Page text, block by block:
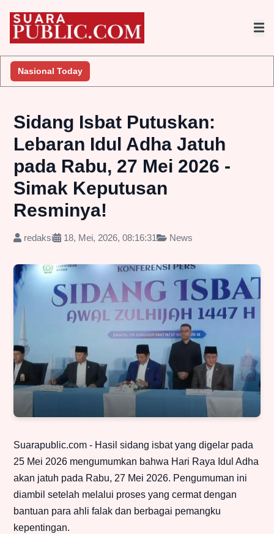
Nasional Today
Sidang Isbat Putuskan:
Lebaran Idul Adha Jatuh
pada Rabu, 27 Mei 2026 -
Simak Keputusan
Resminya!
redaksi 18, Mei, 2026, 08:16:31 News
Suarapublic.com - Hasil sidang isbat yang digelar pada
25 Mei 2026 mengumumkan bahwa Hari Raya Idul Adha
akan jatuh pada Rabu, 27 Mei 2026. Pengumuman ini
diambil setelah melalui proses yang cermat dengan
bantuan para ahli falak dan berbagai pemangku
kepentingan.